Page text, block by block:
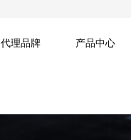
代理品牌 产品中心